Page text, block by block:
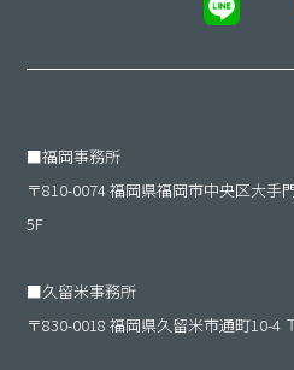
■福岡事務所
〒810-0074 福岡県福岡市中央区大手
5F
■久留米事務所
〒830-0018 福岡県久留米市通町10-4